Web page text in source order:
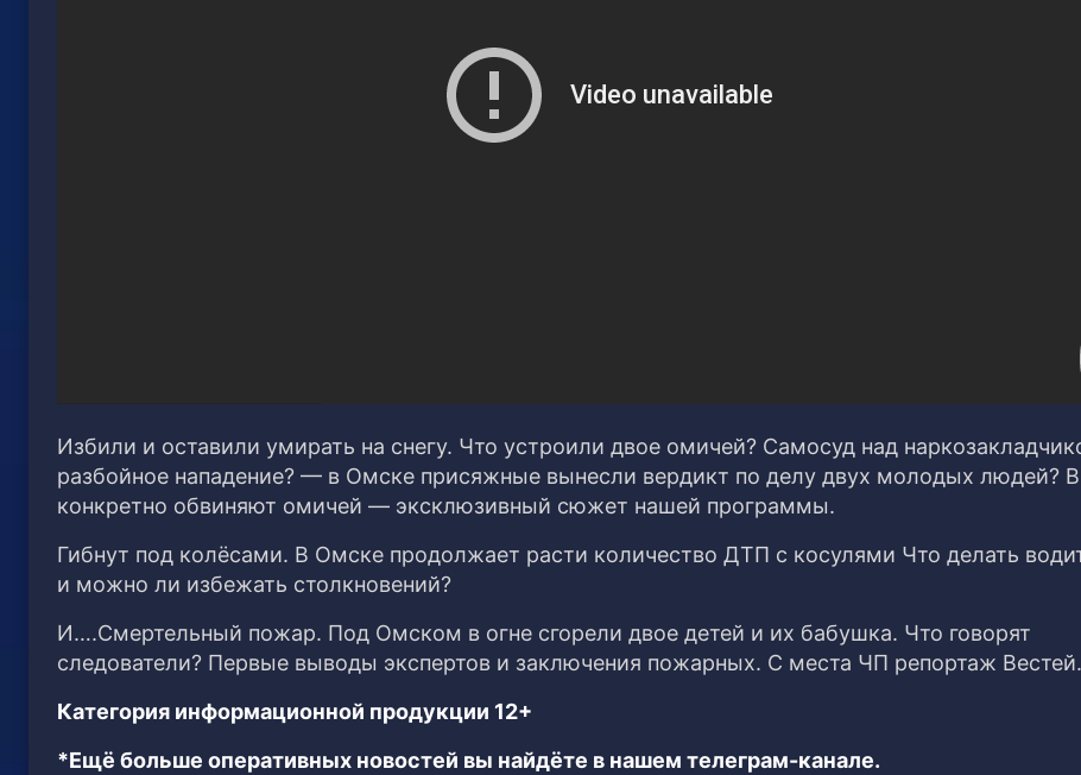
Избили и оставили умирать на снегу. Что устроили двое омичей? Самосуд над
разбойное нападение? — в Омске присяжные вынесли вердикт по делу двух молодых людей?
конкретно обвиняют омичей — эксклюзивный сюжет нашей программы.
Гибнут под колёсами. В Омске продолжает расти количество ДТП с косулями Что делать
и можно ли избежать столкновений?
И….Смертельный пожар. Под Омском в огне сгорели двое детей и их бабушка. Что говорят
следователи? Первые выводы экспертов и заключения пожарных. С места ЧП репортаж Вестей.
Категория информационной продукции 12+
*Ещё больше оперативных новостей вы найдёте в нашем телеграм-канале.